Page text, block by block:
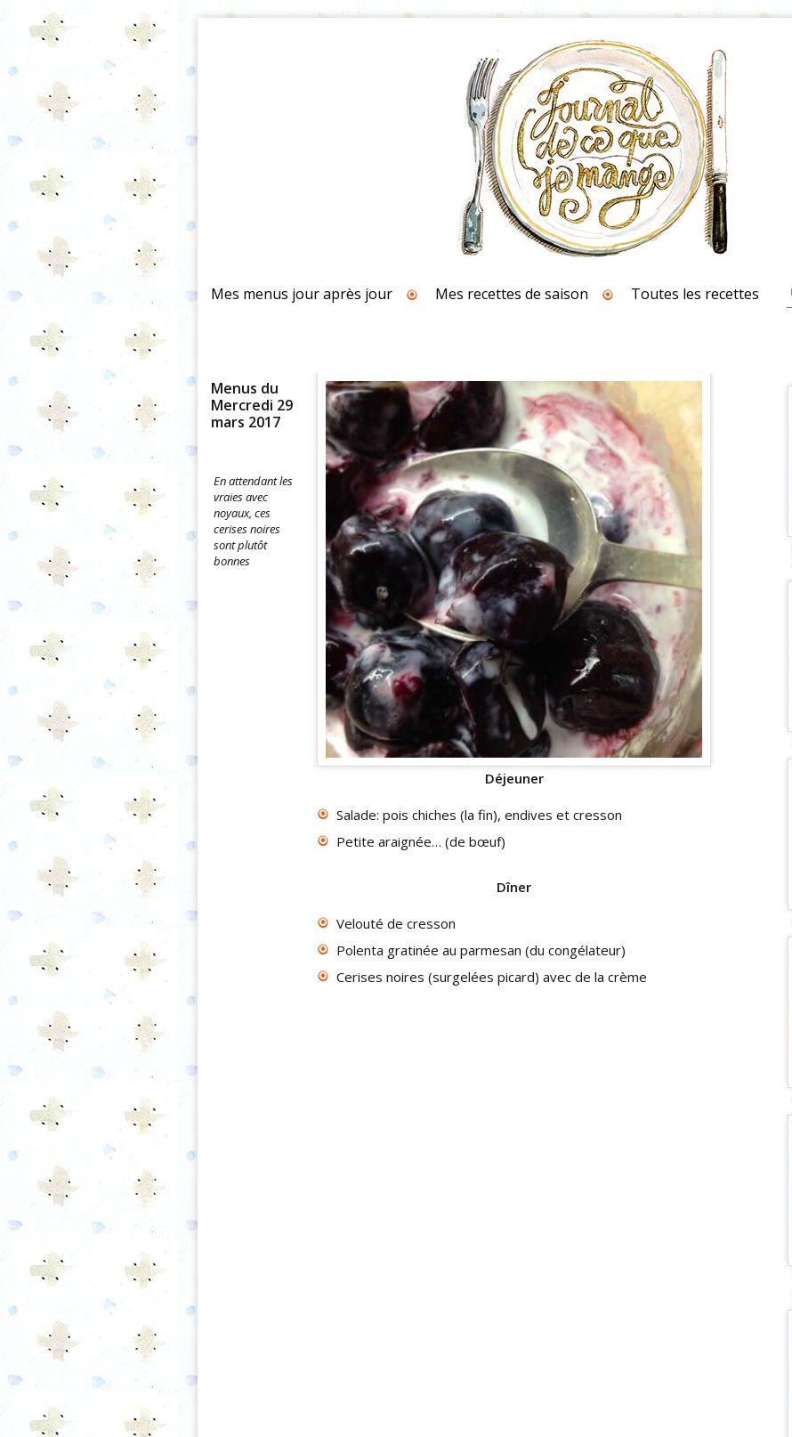
Mes menus jour après jour Mes recettes de saison Toutes les recettes
Menus du
Mercredi 29
mars 2017
En attendant les
vraies avec
noyaux, ces
cerises noires
sont plutôt
bonnes
Déjeuner
Salade: pois chiches (la fin), endives et cresson
Petite araignée… (de bœuf)
Dîner
Velouté de cresson
Polenta gratinée au parmesan (du congélateur)
Cerises noires (surgelées picard) avec de la crème